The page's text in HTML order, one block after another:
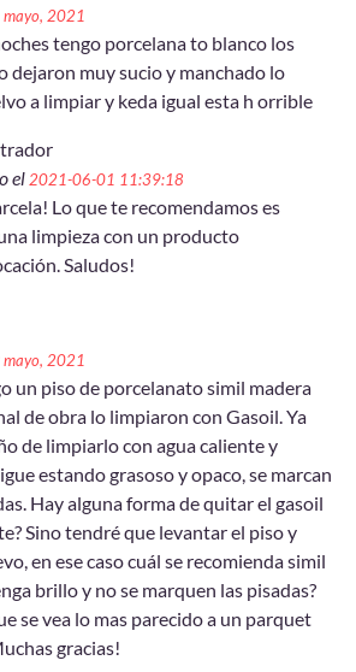
mayo, 2021
tengo porcelana to blanco los
dejaron muy sucio y manchado lo
a limpiar y keda igual esta h orrible
el 2021-06-01 11:39:18
Lo que te recomendamos es
limpieza con un producto
Saludos!
mayo, 2021
un piso de porcelanato simil madera
de obra lo limpiaron con Gasoil. Ya
de limpiarlo con agua caliente y
estando grasoso y opaco, se marcan
Hay alguna forma de quitar el gasoil
Sino tendré que levantar el piso y
en ese caso cuál se recomienda simil
brillo y no se marquen las pisadas?
se vea lo mas parecido a un parquet
gracias!